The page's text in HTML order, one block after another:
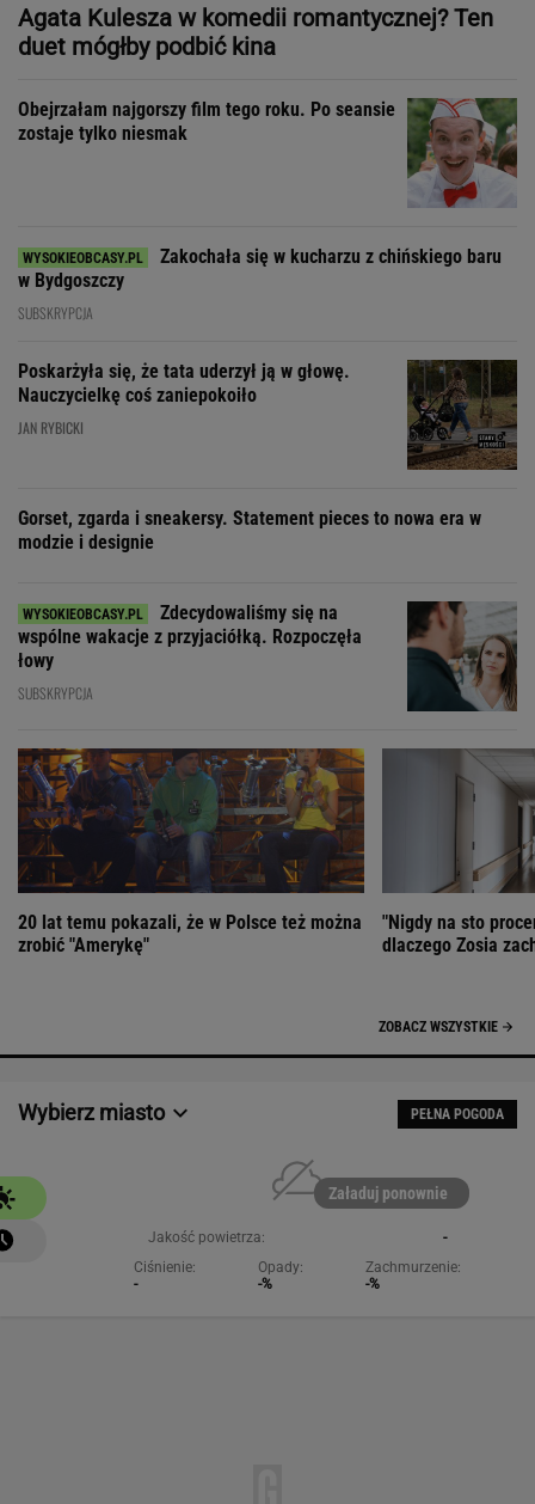
Agata Kulesza w komedii romantycznej? Ten
duet mógłby podbić kina
Obejrzałam najgorszy film tego roku. Po seansie
zostaje tylko niesmak
Zakochała się w kucharzu z chińskiego baru
w Bydgoszczy
SUBSKRYPCJA
Poskarżyła się, że tata uderzył ją w głowę.
Nauczycielkę coś zaniepokoiło
JAN RYBICKI
Gorset, zgarda i sneakersy. Statement pieces to nowa era w
modzie i designie
Zdecydowaliśmy się na
wspólne wakacje z przyjaciółką. Rozpoczęła
łowy
SUBSKRYPCJA
20 lat temu pokazali, że w Polsce też można
zrobić "Amerykę"
"Nigdy na sto
dlaczego Zosia
ZOBACZ WSZYSTKIE
Wybierz miasto PEŁNA POGODA
Załaduj ponownie
Jakość powietrza:
-
Ciśnienie:
-
Opady:
-%
Zachmurzenie:
-%